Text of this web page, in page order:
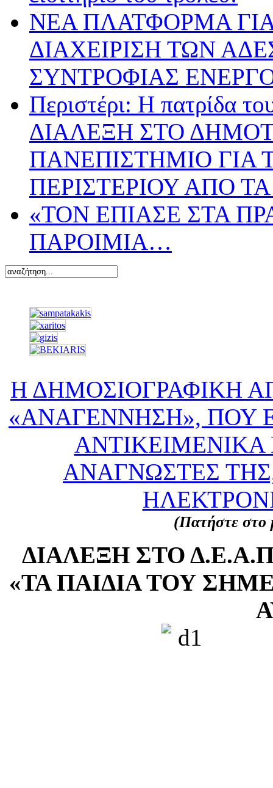
ΝΕΑ ΠΛΑΤΦΟΡΜΑ
ΔΙΑΧΕΙΡΙΣΗ ΤΩΝ
ΣΥΝΤΡΟΦΙΑΣ
Περιστέρι: Η πατρίδα
ΔΙΑΛΕΞΗ ΣΤΟ
ΠΑΝΕΠΙΣΤΗΜΙΟ ΓΙΑ
ΠΕΡΙΣΤΕΡΙΟΥ ΑΠΟ
«ΤΟΝ ΕΠΙΑΣΕ ΣΤΑ
ΠΑΡΟΙΜΙΑ…
Η ΔΗΜΟΣΙΟΓΡΑΦΙΚΗ
«ΑΝΑΓΕΝΝΗΣΗ», ΠΟΥ
ΑΝΑΓΝΩΣΤΕΣ
(Πατήστε στο
ΔΙΑΛΕΞΗ ΣΤΟ
«ΤΑ ΠΑΙΔΙΑ ΤΟΥ